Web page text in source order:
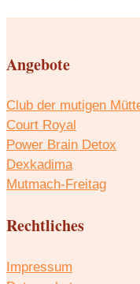
Angebote
Club der mutigen
Court Royal
Power Brain Detox
Dexkadima
Mutmach-Freitag
Rechtliches
Impressum